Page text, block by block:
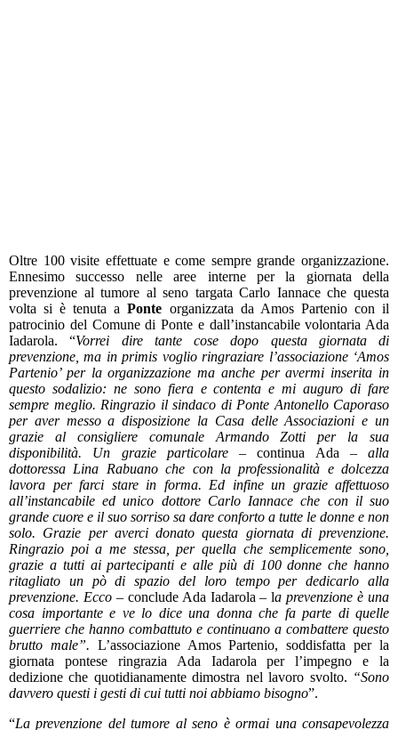
Oltre 100 visite effettuate e come sempre grande organizzazione.
Ennesimo successo nelle aree interne per la giornata della
prevenzione al tumore al seno targata Carlo Iannace che questa
volta si è tenuta aPonte organizzata da Amos Partenio con il
patrocinio del Comune di Ponte e dall’instancabile volontaria Ada
Iadarola. “Vorrei dire tante cose dopo questa giornata di
prevenzione, ma in primis voglio ringraziare l’associazione ‘Amos
Partenio’ per la organizzazione ma anche per avermi inserita in
questo sodalizio: ne sono fiera e contenta e mi auguro di fare
sempre meglio. Ringrazio il sindaco di Ponte Antonello Caporaso
per aver messo a disposizione la Casa delle Associazioni e un
grazie al consigliere comunale Armando Zotti per la sua
disponibilità. Un grazie particolare– continua Ada – alla
dottoressa Lina Rabuano che con la professionalità e dolcezza
lavora per farci stare in forma. Ed infine un grazie affettuoso
all’instancabile ed unico dottore Carlo Iannace che con il suo
grande cuore e il suo sorriso sa dare conforto a tutte le donne e non
solo. Grazie per averci donato questa giornata di prevenzione.
Ringrazio poi a me stessa, per quella che semplicemente sono,
grazie a tutti ai partecipanti e alle più di 100 donne che hanno
ritagliato un pò di spazio del loro tempo per dedicarlo alla
prevenzione. Ecco– conclude Ada Iadarola – la prevenzione è una
cosa importante e ve lo dice una donna che fa parte di quelle
guerriere che hanno combattuto e continuano a combattere questo
brutto male”. L’associazione Amos Partenio, soddisfatta per la
giornata pontese ringrazia Ada Iadarola per l’impegno e la
dedizione che quotidianamente dimostra nel lavoro svolto. “Sono
davvero questi i gesti di cui tutti noi abbiamo bisogno”.
“La prevenzione del tumore al seno è ormai una consapevolezza